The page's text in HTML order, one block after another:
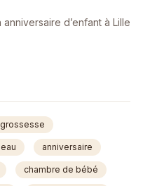
d’enfant à Lille
grossesse
anniversaire
chambre de bébé